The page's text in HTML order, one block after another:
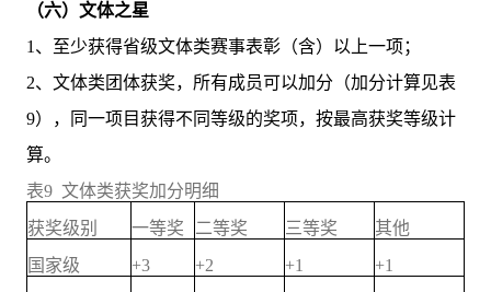
（六）文体之星
1、至少获得省级文体类赛事表彰（含）以上一项；
2、文体类团体获奖，所有成员可以加分（加分计算见表
9），同一项目获得不同等级的奖项，按最高获奖等级计
算。
表9 文体类获奖加分明细
获奖级别
一等奖 二等奖 三等奖
其他
国家级
+3 +2 +1
+1